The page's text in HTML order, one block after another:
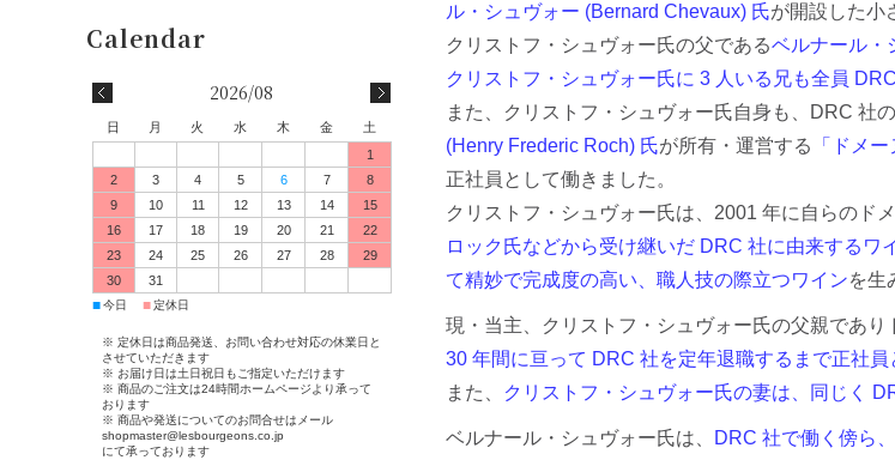
ル・シュヴォー (Bernard Chevaux) 氏が開設した小
クリストフ・シュヴォー氏の父であるベルナール・
クリストフ・シュヴォー氏に 3 人いる兄も全員
また、クリストフ・シュヴォー氏自身も、DRC 社
(Henry Frederic Roch) 氏が所有・運営する 「ドメ
正社員として働きました。
クリストフ・シュヴォー氏は、2001 年に自らのド
ロック氏などから受け継いだ DRC 社に由来する
て精妙で完成度の高い、職人技の際立つワインを生
現・当主、クリストフ・シュヴォー氏の父親であり
30 年間に亘って DRC 社を定年退職するまで正社員
また、
クリストフ・シュヴォー氏の妻は、同じく
ベルナール・シュヴォー氏は、
DRC 社で働く傍ら
2026/08
日 月 火 水 木 金
土
1
2
3 4 5 6 7
8
9
10 11 12 13 14
15
16
17 18 19 20 21
22
23
24 25 26 27 28
29
30
31
■今日 ■定休日
※ 定休日は商品発送、お問い合わせ対応の休業日と
させていただきます
※ お届け日は土日祝日もご指定いただけます
※ 商品のご注文は24時間ホームページより承って
おります
※ 商品や発送についてのお問合せはメール
shopmaster@lesbourgeons.co.jp
にて承っております